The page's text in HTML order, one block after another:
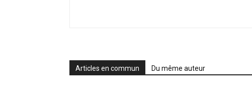
Articles en commun Du même auteur